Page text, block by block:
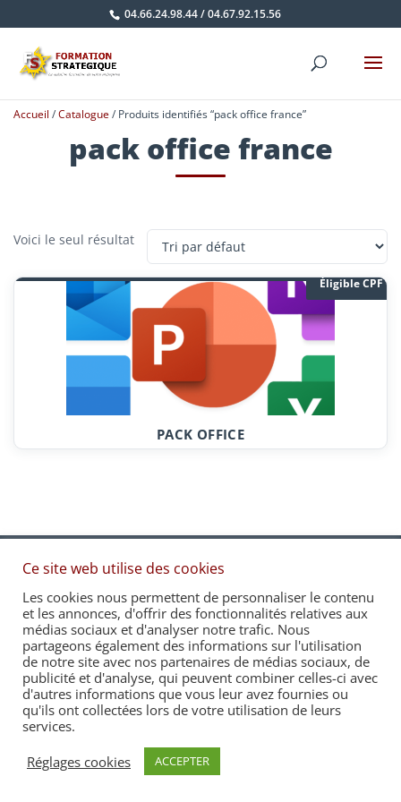
04.66.24.98.44/04.67.92.15.56
Accueil /Catalogue/ Produits identifiés “pack office france”
pack office france
Voici le seul résultat
Éligible CPF
PACK OFFICE
Accueil
Politique de confidentialité
Recrutement & partenaires
Mon compte
Panier
© 2026formationstrategique.fr . All rights reserved.⎜
Réalisation :Eliodata
Ce site web utilise des cookies
Les cookies nous permettent de personnaliser le contenu
et les annonces, d'offrir des fonctionnalités relatives aux
médias sociaux et d'analyser notre trafic. Nous
partageons également des informations sur l'utilisation
de notre site avec nos partenaires de médias sociaux, de
publicité et d'analyse, qui peuvent combiner celles-ci avec
d'autres informations que vous leur avez fournies ou
qu'ils ont collectées lors de votre utilisation de leurs
services.
Réglages cookies
ACCEPTER